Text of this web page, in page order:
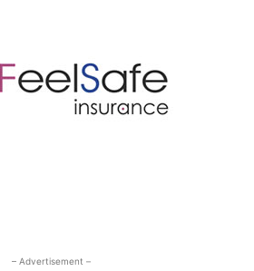
– Advertisement –